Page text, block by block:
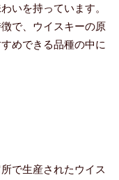
いを持っています。
で、ウイスキーの原
めできる品種の中に
で生産されたウイス